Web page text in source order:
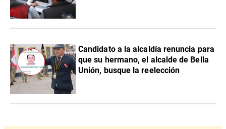
Candidato a la alcaldía renuncia para
que su hermano, el alcalde de Bella
Unión, busque la reelección